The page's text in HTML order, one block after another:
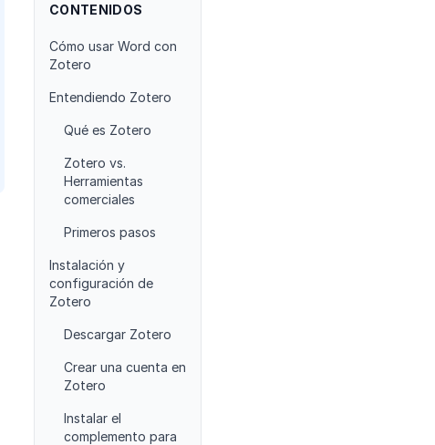
CONTENIDOS
Cómo usar Word con
Zotero
Entendiendo Zotero
Qué es Zotero
Zotero vs.
Herramientas
comerciales
Primeros pasos
Instalación y
configuración de
Zotero
Descargar Zotero
Crear una cuenta en
Zotero
Instalar el
complemento para